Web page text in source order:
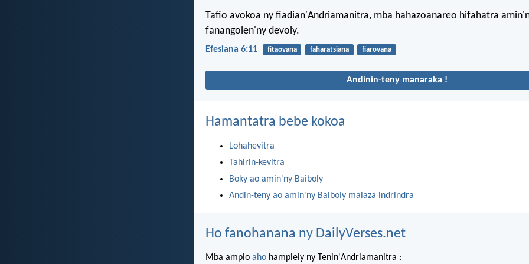
Tafio avokoa ny fiadian'Andriamanitra, mba hahazoanareo hifahatra
fanangolen'ny devoly.
Efesiana 6:11 fitaovana faharatsiana fiarovana
Andinin-teny manaraka !
Hamantatra bebe kokoa
Lohahevitra
Tahirin-kevitra
Boky ao amin'ny Baiboly
Andin-teny ao amin'ny Baiboly malaza indrindra
Ho fanohanana ny DailyVerses.net
Mba ampio aho hampiely ny Tenin'Andriamanitra :